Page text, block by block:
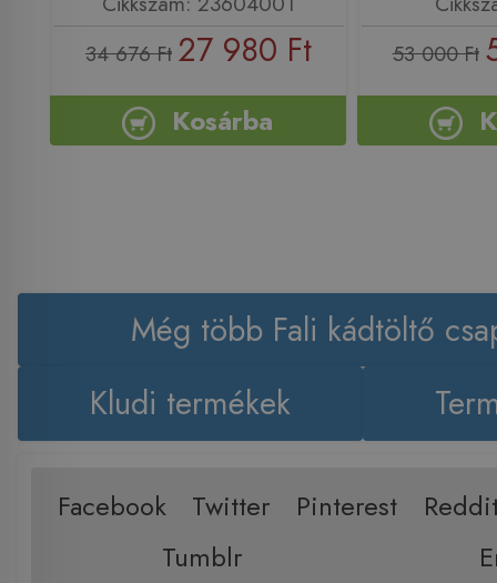
34 676 Ft 27 980 Ft
Kosárba
53 000 Ft
Még több Fali kádtöltő
Kludi termékek
Facebook Twitter Pinterest
Tumblr